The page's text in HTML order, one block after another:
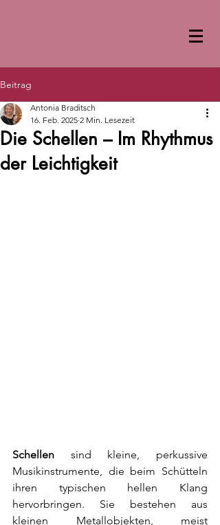
Beitrag
Die Schellen – Im Rhythmus
der Leichtigkeit
Antonia Braditsch
16. Feb. 2025 2 Min. Lesezeit
Schellen sind kleine, perkussive
Musikinstrumente, die beim Schütteln
ihren typischen hellen Klang
hervorbringen. Sie bestehen aus
kleinen Metallobjekten, meist